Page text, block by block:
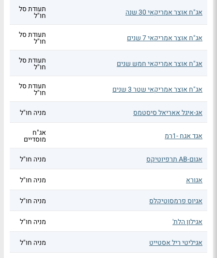
אג"ח אוצר אמריקאי 30 שנה תעודת סל
חו"ל
אג"ח אוצר אמריקאי 7 שנים תעודת סל
חו"ל
אג"ח אוצר אמריקאי חמש שנים תעודת סל
חו"ל
אג"ח אוצר אמריקאי שטר 3 שנים תעודת סל
חו"ל
אג-איגל אאריאל סיסטמס
מניה חו"ל
אגד אגח -1רמ אג"ח
מוסדיים
אגום-AB תרפיוטיקס
מניה חו"ל
אגורא מניה חו"ל
אגיוס פרמסוטיקלס מניה חו"ל
אגילון הלת' מניה חו"ל
אגיליטי ריל אסטייט מניה חו"ל